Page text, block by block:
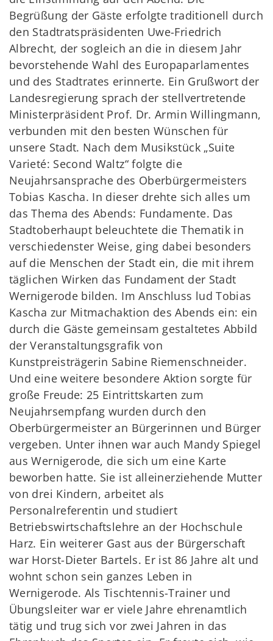
Begrüßung der Gäste erfolgte traditionell durch
den Stadtratspräsidenten Uwe-Friedrich
Albrecht, der sogleich an die in diesem Jahr
bevorstehende Wahl des Europaparlamentes
und des Stadtrates erinnerte. Ein Grußwort der
Landesregierung sprach der stellvertretende
Ministerpräsident Prof. Dr. Armin Willingmann,
verbunden mit den besten Wünschen für
unsere Stadt. Nach dem Musikstück „Suite
Varieté: Second Waltz“ folgte die
Neujahrsansprache des Oberbürgermeisters
Tobias Kascha. In dieser drehte sich alles um
das Thema des Abends: Fundamente. Das
Stadtoberhaupt beleuchtete die Thematik in
verschiedenster Weise, ging dabei besonders
auf die Menschen der Stadt ein, die mit ihrem
täglichen Wirken das Fundament der Stadt
Wernigerode bilden. Im Anschluss lud Tobias
Kascha zur Mitmachaktion des Abends ein: ein
durch die Gäste gemeinsam gestaltetes Abbild
der Veranstaltungsgrafik von
Kunstpreisträgerin Sabine Riemenschneider.
Und eine weitere besondere Aktion sorgte für
große Freude: 25 Eintrittskarten zum
Neujahrsempfang wurden durch den
Oberbürgermeister an Bürgerinnen und Bürger
vergeben. Unter ihnen war auch Mandy Spiegel
aus Wernigerode, die sich um eine Karte
beworben hatte. Sie ist alleinerziehende Mutter
von drei Kindern, arbeitet als
Personalreferentin und studiert
Betriebswirtschaftslehre an der Hochschule
Harz. Ein weiterer Gast aus der Bürgerschaft
war Horst-Dieter Bartels. Er ist 86 Jahre alt und
wohnt schon sein ganzes Leben in
Wernigerode. Als Tischtennis-Trainer und
Übungsleiter war er viele Jahre ehrenamtlich
tätig und trug sich vor zwei Jahren in das